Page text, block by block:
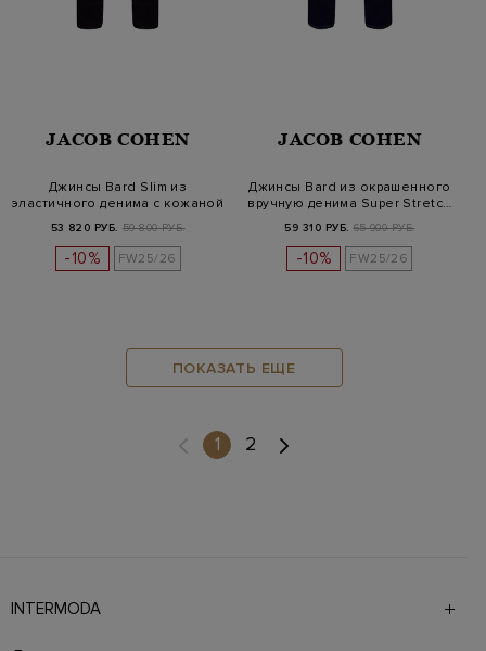
JACOB COHEN
Джинсы Bard Slim из
эластичного денима с кожаной
53 820 РУБ. 59 800 РУБ.
-10% FW25/26
JACOB COHEN
Джинсы Bard из окрашенного
вручную денима Super Stretc…
59 310 РУБ. 65 900 РУБ.
-10% FW25/26
ПОКАЗАТЬ ЕЩЕ
1(current)
2
INTERMODA